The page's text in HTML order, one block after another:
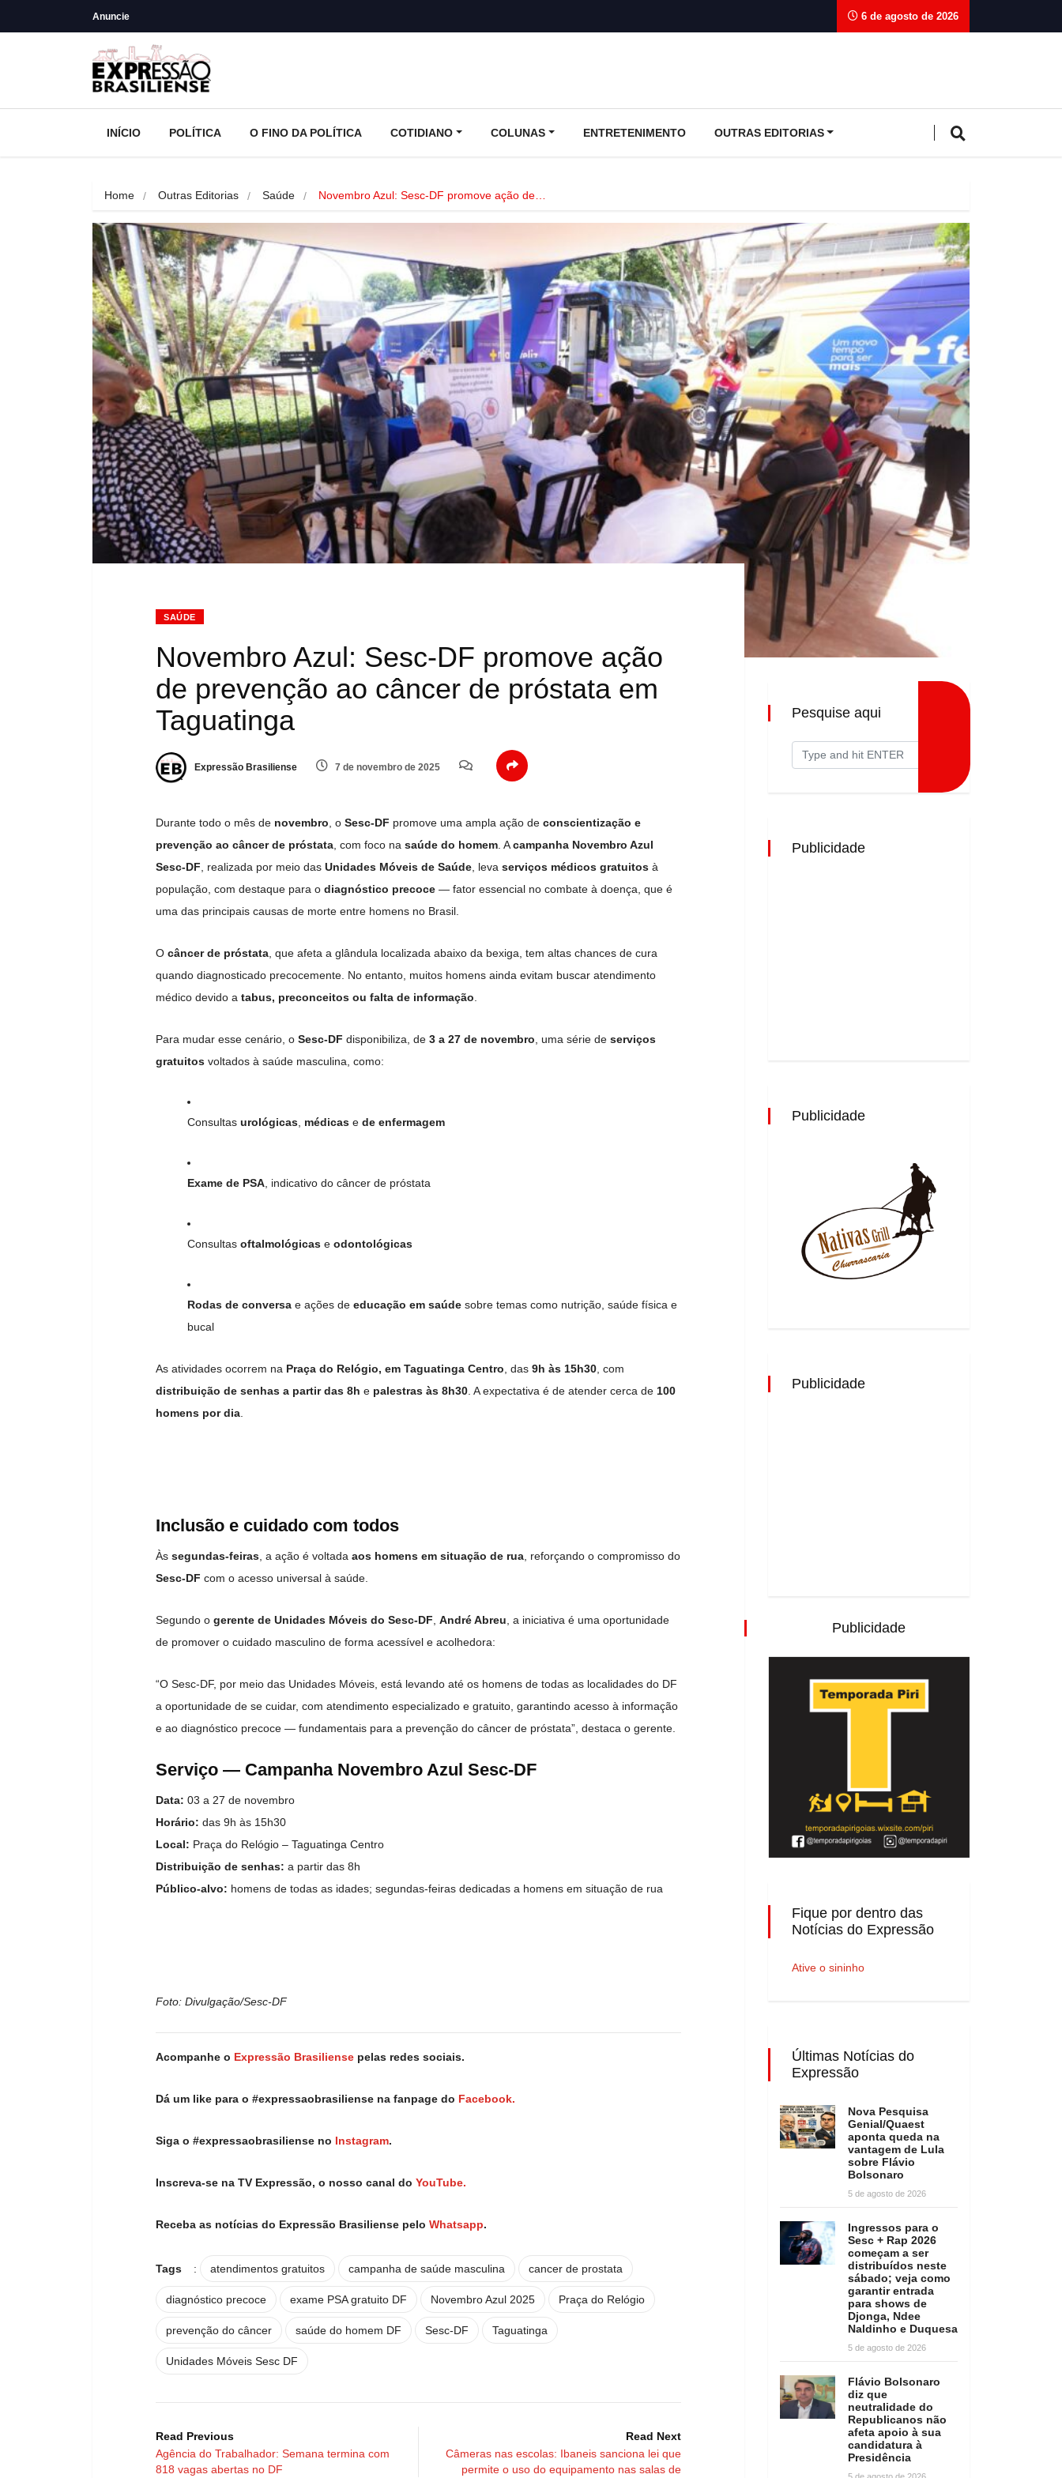
Anuncie 6 de agosto de 2026
INÍCIO POLÍTICA O FINO DA POLÍTICA COTIDIANO COLUNAS ENTRETENIMENTO OUTRAS EDITORIAS
Home Outras Editorias Saúde Novembro Azul: Sesc-DF promove ação de…
SAÚDE
Novembro Azul: Sesc-DF promove ação
de prevenção ao câncer de próstata em
Taguatinga
Expressão Brasiliense 7 de novembro de 2025
Durante todo o mês de novembro , o Sesc-DF promove uma ampla ação de conscientização e
prevenção ao câncer de próstata , com foco na saúde do homem . Acampanha Novembro Azul
Sesc-DF , realizada por meio das Unidades Móveis de Saúde , leva serviços médicos gratuitos à
população, com destaque para o diagnóstico precoce — fator essencial no combate à doença, que é
uma das principais causas de morte entre homens no Brasil.
O câncer de próstata , que afeta a glândula localizada abaixo da bexiga, tem altas chances de cura
quando diagnosticado precocemente. No entanto, muitos homens ainda evitam buscar atendimento
médico devido a tabus, preconceitos ou falta de informação
Para mudar esse cenário, o Sesc-DF disponibiliza, de 3 a 27 de novembro , uma série de serviços
gratuitos voltados à saúde masculina, como:
Consultas urológicas médicas e de enfermagem
Exame de PSA , indicativo do câncer de próstata
Consultas oftalmológicas e odontológicas
Rodas de conversa e ações de educação em saúde sobre temas como nutrição, saúde física e
bucal
As atividades ocorrem na Praça do Relógio, em Taguatinga Centro , das 9h às 15h30 , com
distribuição de senhas a partir das 8h e palestras às 8h30 . A expectativa é de atender cerca de 100
homens por dia
Inclusão e cuidado com todos
Às segundas-feiras , a ação é voltada aos homens em situação de rua , reforçando o compromisso do
Sesc-DF com o acesso universal à saúde.
Segundo o gerente de Unidades Móveis do Sesc-DF André Abreu , a iniciativa é uma oportunidade
de promover o cuidado masculino de forma acessível e acolhedora:
“O Sesc-DF, por meio das Unidades Móveis, está levando até os homens de todas as localidades do DF
a oportunidade de se cuidar, com atendimento especializado e gratuito, garantindo acesso à informação
e ao diagnóstico precoce — fundamentais para a prevenção do câncer de próstata”, destaca o gerente.
Serviço — Campanha Novembro Azul Sesc-DF
Data: 03 a 27 de novembro
Horário: das 9h às 15h30
Local: Praça do Relógio – Taguatinga Centro
Distribuição de senhas: a partir das 8h
Público-alvo: homens de todas as idades; segundas-feiras dedicadas a homens em situação de rua
Foto: Divulgação/Sesc-DF
Acompanhe o Expressão Brasiliense pelas redes sociais.
Dá um like para o #expressaobrasiliense na fanpage do Facebook.
Siga o #expressaobrasiliense no Instagram.
Inscreva-se na TV Expressão, o nosso canal do YouTube.
Receba as notícias do Expressão Brasiliense pelo Whatsapp.
Tags : atendimentos gratuitos campanha de saúde masculina cancer de prostata
diagnóstico precoce exame PSA gratuito DF Novembro Azul 2025 Praça do Relógio
prevenção do câncer saúde do homem DF Sesc-DF Taguatinga
Unidades Móveis Sesc DF
Read Previous
Agência do Trabalhador: Semana termina com
818 vagas abertas no DF
Read Next
Câmeras nas escolas: Ibaneis sanciona lei que
permite o uso do equipamento nas salas de
Pesquise aqui
Publicidade
Publicidade
Publicidade
Publicidade
Fique por dentro das
Notícias do Expressão
Ative o sininho
Últimas Notícias do
Expressão
Nova Pesquisa
Genial/Quaest
aponta queda na
vantagem de Lula
sobre Flávio
Bolsonaro
5 de agosto de 2026
Ingressos para o
Sesc + Rap 2026
começam a ser
distribuídos neste
sábado; veja como
garantir entrada
para shows de
Djonga, Ndee
Naldinho e Duquesa
5 de agosto de 2026
Flávio Bolsonaro
diz que
neutralidade do
Republicanos não
afeta apoio à sua
candidatura à
Presidência